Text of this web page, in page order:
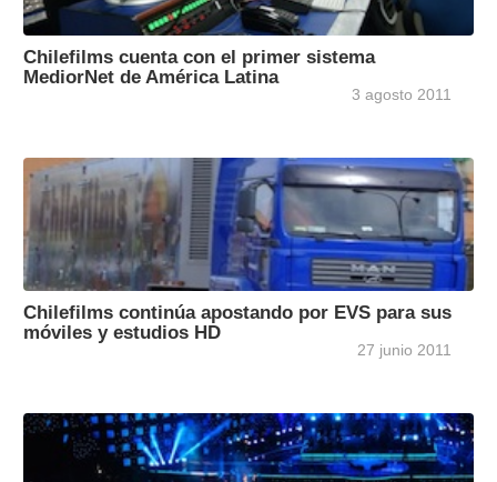
Chilefilms cuenta con el primer sistema
MediorNet de América Latina
3 agosto 2011
Chilefilms continúa apostando por EVS para sus
móviles y estudios HD
27 junio 2011